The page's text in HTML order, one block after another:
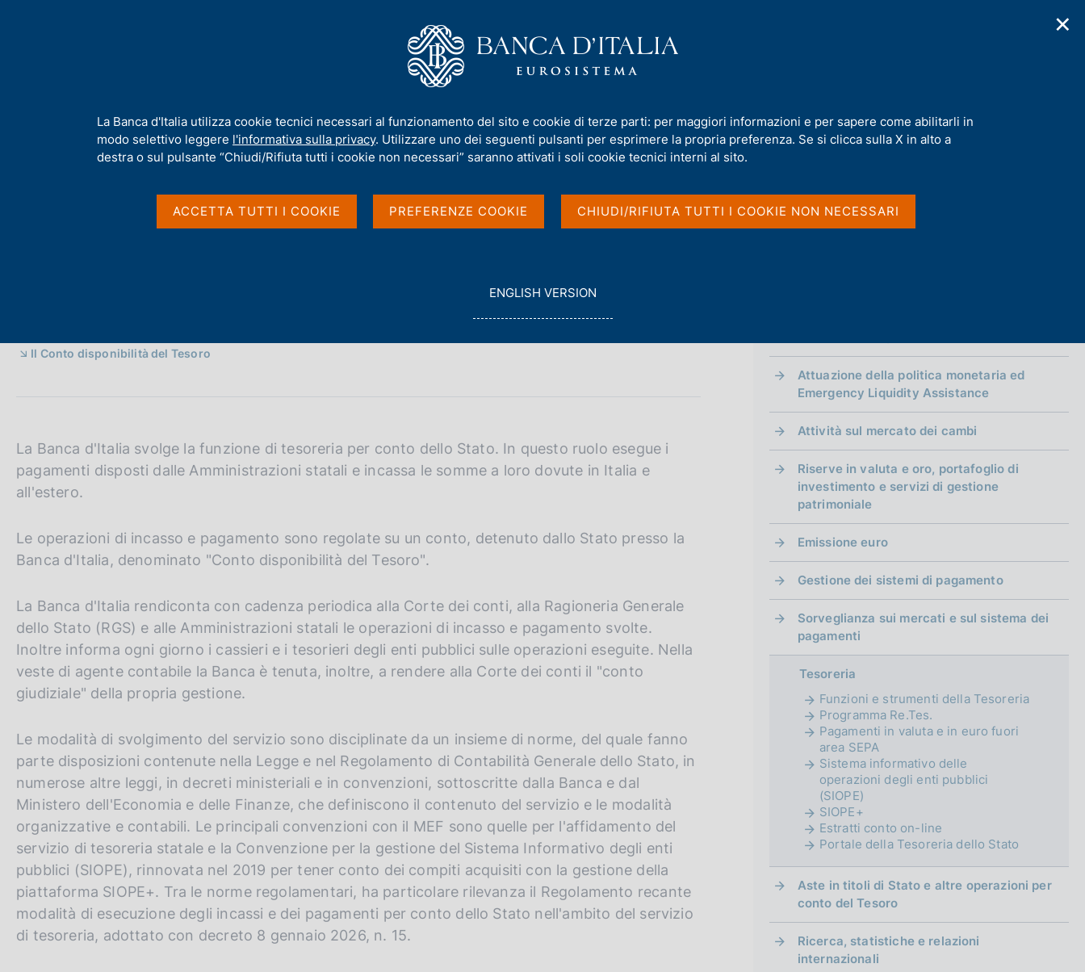
Compiti Servizi al cittadino
Tesoreria
i
a
Il Conto disponibilità del Tesoro
La Banca d'Italia svolge la funzione di tesoreria per conto dello Stato. In questo ruolo esegue i
pagamenti disposti dalle Amministrazioni statali e incassa le somme a loro dovute in Italia e
all'estero.
Le operazioni di incasso e pagamento sono regolate su un conto, detenuto dallo Stato presso la
Banca d'Italia, denominato "Conto disponibilità del Tesoro".
La Banca d'Italia rendiconta con cadenza periodica alla Corte dei conti, alla Ragioneria Generale
dello Stato (RGS) e alle Amministrazioni statali le operazioni di incasso e pagamento svolte.
Inoltre informa ogni giorno i cassieri e i tesorieri degli enti pubblici sulle operazioni eseguite. Nella
veste di agente contabile la Banca è tenuta, inoltre, a rendere alla Corte dei conti il "conto
giudiziale" della propria gestione.
Le modalità di svolgimento del servizio sono disciplinate da un insieme di norme, del quale fanno
parte disposizioni contenute nella Legge e nel Regolamento di Contabilità Generale dello Stato, in
numerose altre leggi, in decreti ministeriali e in convenzioni, sottoscritte dalla Banca e dal
Ministero dell'Economia e delle Finanze, che definiscono il contenuto del servizio e le modalità
organizzative e contabili. Le principali convenzioni con il MEF sono quelle per l'affidamento del
servizio di tesoreria statale e la Convenzione per la gestione del Sistema Informativo degli enti
pubblici (SIOPE), rinnovata nel 2019 per tener conto dei compiti acquisiti con la gestione della
piattaforma SIOPE+. Tra le norme regolamentari, ha particolare rilevanza il Regolamento recante
modalità di esecuzione degli incassi e dei pagamenti per conto dello Stato nell'ambito del servizio
di tesoreria, adottato con decreto 8 gennaio 2026, n. 15.
Attuazione della politica monetaria ed
Emergency Liquidity Assistance
Attività sul mercato dei cambi
Riserve in valuta e oro, portafoglio di
investimento e servizi di gestione
patrimoniale
Emissione euro
Gestione dei sistemi di pagamento
Sorveglianza sui mercati e sul sistema dei
pagamenti
Tesoreria
Funzioni e strumenti della Tesoreria
Programma Re.Tes.
Pagamenti in valuta e in euro fuori
area SEPA
Sistema informativo delle
operazioni degli enti pubblici
(SIOPE)
SIOPE+
Estratti conto on-line
Portale della Tesoreria dello Stato
Aste in titoli di Stato e altre operazioni per
conto del Tesoro
Ricerca, statistiche e relazioni
internazionali
✕
I
n
f
i
i
e
:
La Banca d'Italia utilizza cookie tecnici necessari al funzionamento del sito e cookie di terze parti: per maggiori informazioni e per sapere come abilitarli in
modo selettivo leggere l'informativa sulla privacy. Utilizzare uno dei seguenti pulsanti per esprimere la propria preferenza. Se si clicca sulla X in alto a
destra o sul pulsante “Chiudi/Rifiuta tutti i cookie non necessari” saranno attivati i soli cookie tecnici interni al sito.
ACCETTA TUTTI I COOKIE PREFERENZE COOKIE CHIUDI/RIFIUTA TUTTI I COOKIE NON NECESSARI
G
O
ENGLISH VERSION